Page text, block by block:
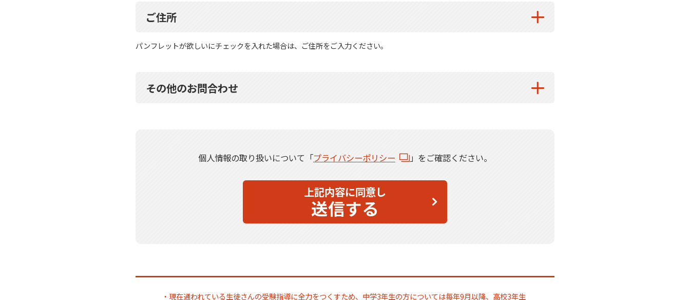
ご住所
パンフレットが欲しいにチェックを入れた場合は、ご住所をご入力ください。
その他のお問合わせ
個人情報の取り扱いについて「プライバシーポリシー 」をご確認ください。
上記内容に同意し
送信する
・現在通われている生徒さんの受験指導に全力をつくすため、中学3年生の方については毎年9月以降、高校3年生